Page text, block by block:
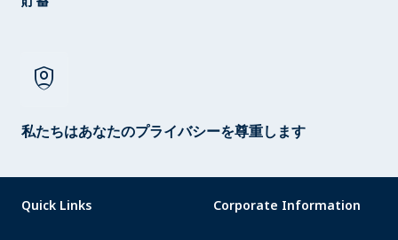
shield_person
私たちはあなたのプライバシーを尊重します
Quick Links Corporate Information